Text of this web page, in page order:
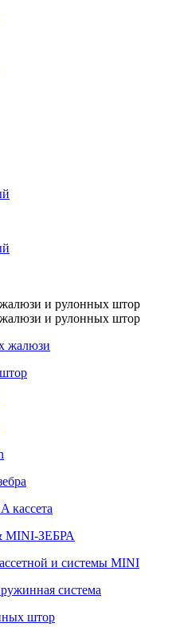
и рулонных штор
и рулонных штор
жалюзи
кассета
MINI-ЗЕБРА
и системы MINI
система
штор